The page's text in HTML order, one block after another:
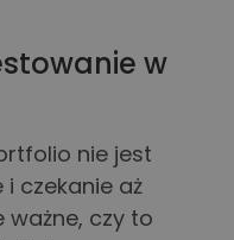
w
nie jest
czekanie aż
ważne, czy to